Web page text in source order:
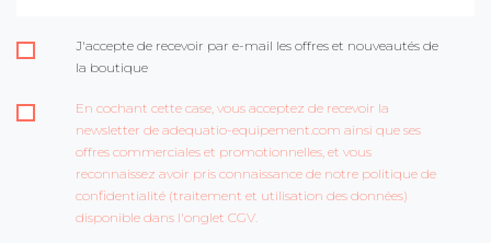
J'accepte de recevoir par e-mail les offres et nouveautés de
la boutique
En cochant cette case, vous acceptez de recevoir la
newsletter de adequatio-equipement.com ainsi que ses
offres commerciales et promotionnelles, et vous
reconnaissez avoir pris connaissance de notre politique de
confidentialité (traitement et utilisation des données)
disponible dans l'onglet CGV.